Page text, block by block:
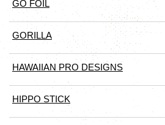
GO FOIL
GORILLA
HAWAIIAN PRO DESIGNS
HIPPO STICK